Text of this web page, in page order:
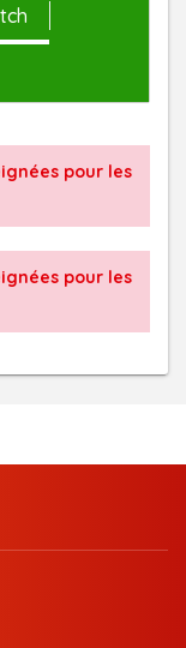
pour les
pour les